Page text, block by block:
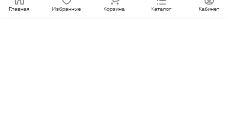
Главная Избранные Корзина Каталог Кабинет